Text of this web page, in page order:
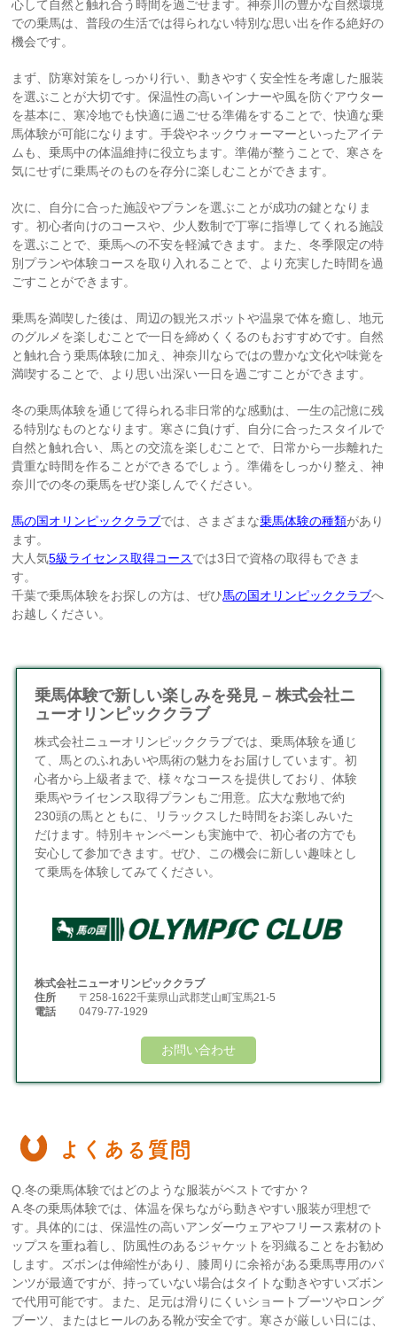
心して自然と触れ合う時間を過ごせます。神奈川の豊かな自然環境
での乗馬は、普段の生活では得られない特別な思い出を作る絶好の
機会です。
まず、防寒対策をしっかり行い、動きやすく安全性を考慮した服装
を選ぶことが大切です。保温性の高いインナーや風を防ぐアウター
を基本に、寒冷地でも快適に過ごせる準備をすることで、快適な乗
馬体験が可能になります。手袋やネックウォーマーといったアイテ
ムも、乗馬中の体温維持に役立ちます。準備が整うことで、寒さを
気にせずに乗馬そのものを存分に楽しむことができます。
次に、自分に合った施設やプランを選ぶことが成功の鍵となりま
す。初心者向けのコースや、少人数制で丁寧に指導してくれる施設
を選ぶことで、乗馬への不安を軽減できます。また、冬季限定の特
別プランや体験コースを取り入れることで、より充実した時間を過
ごすことができます。
乗馬を満喫した後は、周辺の観光スポットや温泉で体を癒し、地元
のグルメを楽しむことで一日を締めくくるのもおすすめです。自然
と触れ合う乗馬体験に加え、神奈川ならではの豊かな文化や味覚を
満喫することで、より思い出深い一日を過ごすことができます。
冬の乗馬体験を通じて得られる非日常的な感動は、一生の記憶に残
る特別なものとなります。寒さに負けず、自分に合ったスタイルで
自然と触れ合い、馬との交流を楽しむことで、日常から一歩離れた
貴重な時間を作ることができるでしょう。準備をしっかり整え、神
奈川での冬の乗馬をぜひ楽しんでください。
馬の国オリンピッククラブでは、さまざまな乗馬体験の種類があり
ます。
大人気5級ライセンス取得コースでは3日で資格の取得もできま
す。
千葉で乗馬体験をお探しの方は、ぜひ馬の国オリンピッククラブへ
お越しください。
乗馬体験で新しい楽しみを発見 – 株式会社ニ
ューオリンピッククラブ
株式会社ニューオリンピッククラブでは、乗馬体験を通じ
て、馬とのふれあいや馬術の魅力をお届けしています。初
心者から上級者まで、様々なコースを提供しており、体験
乗馬やライセンス取得プランもご用意。広大な敷地で約
230頭の馬とともに、リラックスした時間をお楽しみいた
だけます。特別キャンペーンも実施中で、初心者の方でも
安心して参加できます。ぜひ、この機会に新しい趣味とし
て乗馬を体験してみてください。
株式会社ニューオリンピッククラブ
住所
〒258-1622千葉県山武郡芝山町宝馬21-5
電話
0479-77-1929
お問い合わせ
よくある質問
Q.冬の乗馬体験ではどのような服装がベストですか？
A.冬の乗馬体験では、体温を保ちながら動きやすい服装が理想で
す。具体的には、保温性の高いアンダーウェアやフリース素材のト
ップスを重ね着し、防風性のあるジャケットを羽織ることをお勧め
します。ズボンは伸縮性があり、膝周りに余裕がある乗馬専用のパ
ンツが最適ですが、持っていない場合はタイトな動きやすいズボン
で代用可能です。また、足元は滑りにくいショートブーツやロング
ブーツ、またはヒールのある靴が安全です。寒さが厳しい日には、